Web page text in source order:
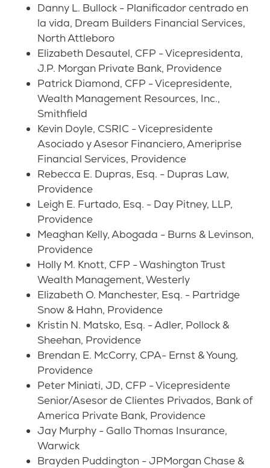
Danny L. Bullock - Planificador centrado en
la vida, Dream Builders Financial Services,
North Attleboro
Elizabeth Desautel, CFP - Vicepresidenta,
J.P. Morgan Private Bank, Providence
Patrick Diamond, CFP - Vicepresidente,
Wealth Management Resources, Inc.,
Smithfield
Kevin Doyle, CSRIC - Vicepresidente
Asociado y Asesor Financiero, Ameriprise
Financial Services, Providence
Rebecca E. Dupras, Esq. - Dupras Law,
Providence
Leigh E. Furtado, Esq. - Day Pitney, LLP,
Providence
Meaghan Kelly, Abogada - Burns & Levinson,
Providence
Holly M. Knott, CFP - Washington Trust
Wealth Management, Westerly
Elizabeth O. Manchester, Esq. - Partridge
Snow & Hahn, Providence
Kristin N. Matsko, Esq. - Adler, Pollock &
Sheehan, Providence
Brendan E. McCorry, CPA- Ernst & Young,
Providence
Peter Miniati, JD, CFP - Vicepresidente
Senior/Asesor de Clientes Privados, Bank of
America Private Bank, Providence
Jay Murphy - Gallo Thomas Insurance,
Warwick
Brayden Puddington - JPMorgan Chase &